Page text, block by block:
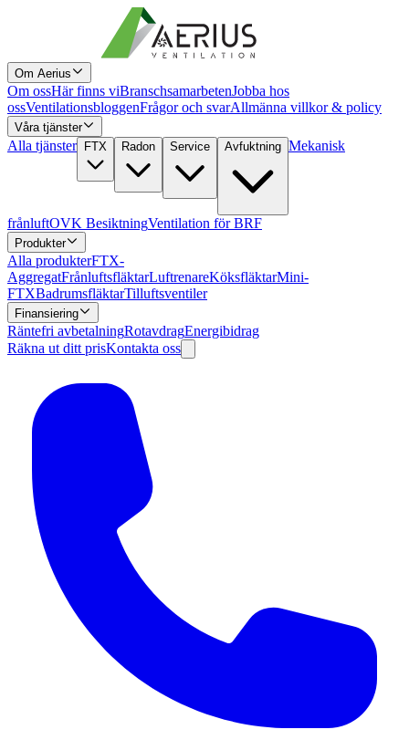
Om Aerius
Om ossHär finns viBranschsamarbetenJobba hos
ossVentilationsbloggenFrågor och svarAllmänna villkor & policy
Våra tjänster
Alla tjänster FTX Radon Service Avfuktning Mekanisk
frånluftOVK BesiktningVentilation för BRF
Produkter
Alla produkterFTX-
AggregatFrånluftsfläktarLuftrenareKöksfläktarMini-
FTXBadrumsfläktarTilluftsventiler
Finansiering
Räntefri avbetalningRotavdragEnergibidrag
Räkna ut ditt prisKontakta oss